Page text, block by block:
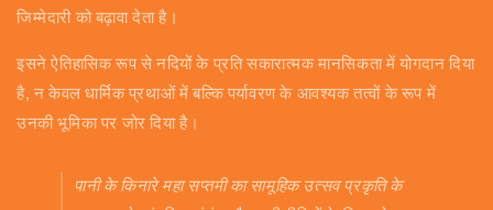
जिम्मेदारी को बढ़ावा देता है।
इसने ऐतिहासिक रूप से नदियों के प्रति सकारात्मक मानसिकता में योगदान दिया
है, न केवल धार्मिक प्रथाओं में बल्कि पर्यावरण के आवश्यक तत्वों के रूप में
उनकी भूमिका पर जोर दिया है।
पानी के किनारे महा सप्तमी का सामूहिक उत्सव प्रकृति के